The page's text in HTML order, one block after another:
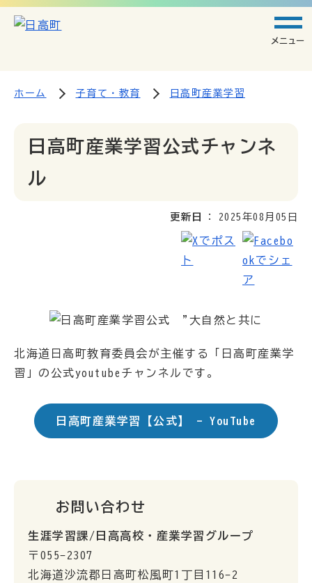
メニュー
ホーム 子育て・教育 日高町産業学習
日高町産業学習公式チャンネ
ル
更新日 2025年08月05日
北海道日高町教育委員会が主催する「日高町産業学
習」の公式youtubeチャンネルです。
日高町産業学習【公式】 - YouTube
お問い合わせ
生涯学習課/日高高校・産業学習グループ
〒055-2307
北海道沙流郡日高町松風町1丁目116-2